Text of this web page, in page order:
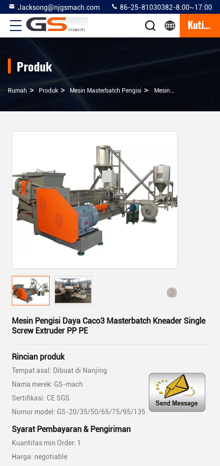
Jacksong@njgsmach.com 86-25-81030382-8:00~17:00
Kutipan
Produk
Rumah > Produk > Mesin Masterbatch Pengisi > Mesin Pengisi Daya Caco3 Masterbatch Kneader Single Screw Extruder PP PE
Mesin Pengisi Daya Caco3 Masterbatch Kneader Single
Screw Extruder PP PE
Rincian produk
Tempat asal: Dibuat di Nanjing
Nama merek: GS-mach
Sertifikasi: CE SGS
Nomor model: GS-20/35/50/65/75/95/135
Syarat Pembayaran & Pengiriman
Kuantitas min Order: 1
Harga: negotiable